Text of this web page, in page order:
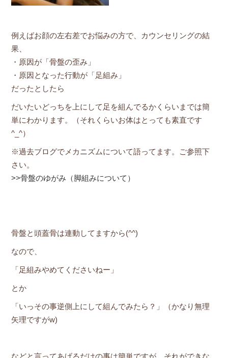
例えばお顔の左右差でお悩みの方で、カウンセリングの結
果、
・原因が「骨盤の歪み」
・原因となった行動が「足組み」
だったとしたら
だいたいどっちを上にして足を組んでるかくらいまでは簡
単にわかります。（それくらいお体はとっても素直です
^_^）
※過去ブログでメカニズムについて語ってます。ご参照下
さい。
>>骨盤のゆがみ（脚組みについて）
骨盤と頭蓋骨は連動してますから(^^)
なので、
「足組みやめてくださいねー」
とか
「いっその事逆側上にして組んでみたら？」（かなり無理
矢理ですがw)